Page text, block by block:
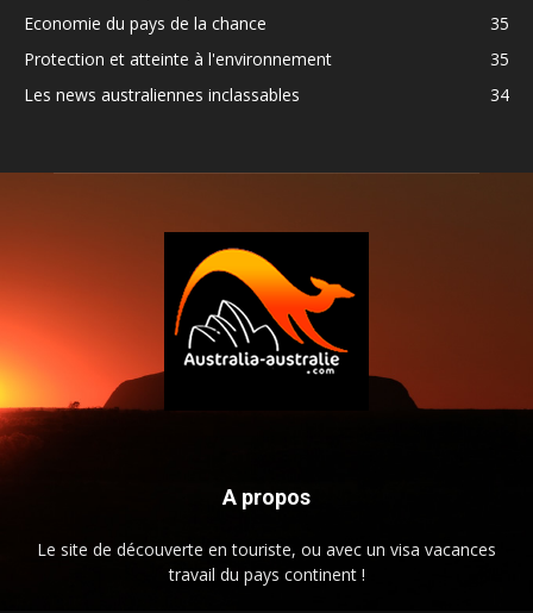
Economie du pays de la chance
35
Protection et atteinte à l'environnement
35
Les news australiennes inclassables
34
A propos
Le site de découverte en touriste, ou avec un visa vacances
travail du pays continent !